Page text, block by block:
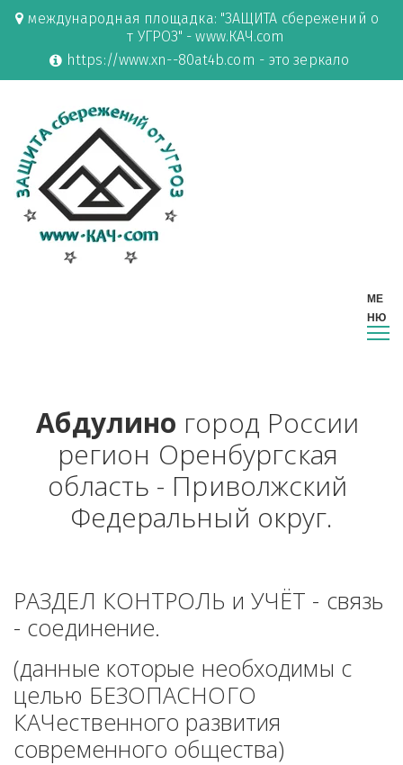
международная площадка: "ЗАЩИТА сбережений о
т УГРОЗ" - www.КАЧ.com
https://www.xn--80at4b.com - это зеркало
Абдулино город России
регион Оренбургская
область - Приволжский
Федеральный округ.
РАЗДЕЛ КОНТРОЛЬ и УЧЁТ - связь
- соединение.
(данные которые необходимы с
целью БЕЗОПАСНОГО
КАЧественного развития
современного общества)